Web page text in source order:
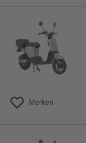
Merken